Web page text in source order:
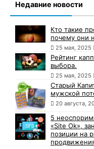
Недавние новости
Кто такие
почему они
25 мая, 2025
Рейтинг
выбора.
25 мая, 2025
Старый
мужской
20 августа,
5
«Site Ok»,
позиции на